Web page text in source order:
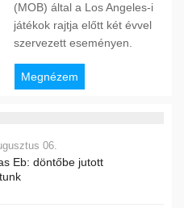
(MOB) által a Los Angeles-i
játékok rajtja előtt két évvel
szervezett eseményen.
Megnézem
06.
Eb: döntőbe jutott